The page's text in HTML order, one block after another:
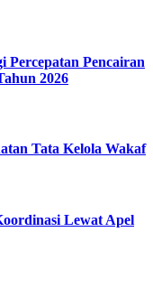
Percepatan Pencairan
2026
Tata Kelola Wakaf
Lewat Apel